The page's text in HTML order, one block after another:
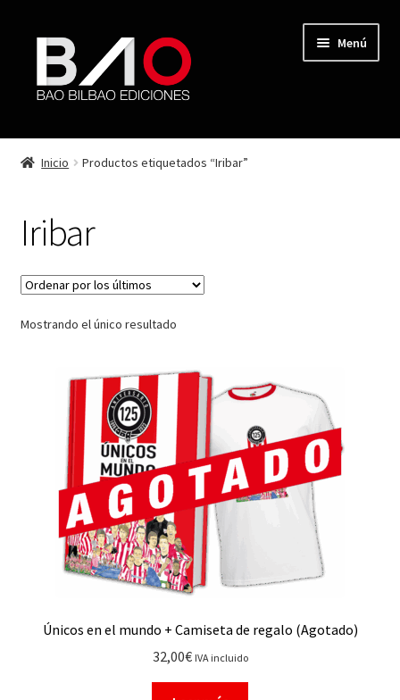
Menú
TIENDA
AUTORES
REVISTA BAO
CONTACTO
FINALIZAR COMPRA
Inicio Productos etiquetados “Iribar”
Iribar
Mostrando el único resultado
Únicos en el mundo + Camiseta de regalo (Agotado)
32,00€ IVA incluido